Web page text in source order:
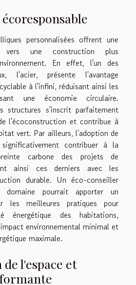
personnalisées offrent une
vers une construction plus
En effet, l'un des
l'acier, présente l'avantage
à l'infini, réduisant ainsi les
une économie circulaire.
structures s'inscrit parfaitement
l'écoconstruction et contribue à
vert. Par ailleurs, l'adoption de
contribuer à la
carbone des projets de
ainsi ces derniers avec les
durable. Un éco-conseiller
domaine pourrait apporter un
les meilleures pratiques pour
énergétique des habitations,
environnemental minimal et
maximale.
l'espace et